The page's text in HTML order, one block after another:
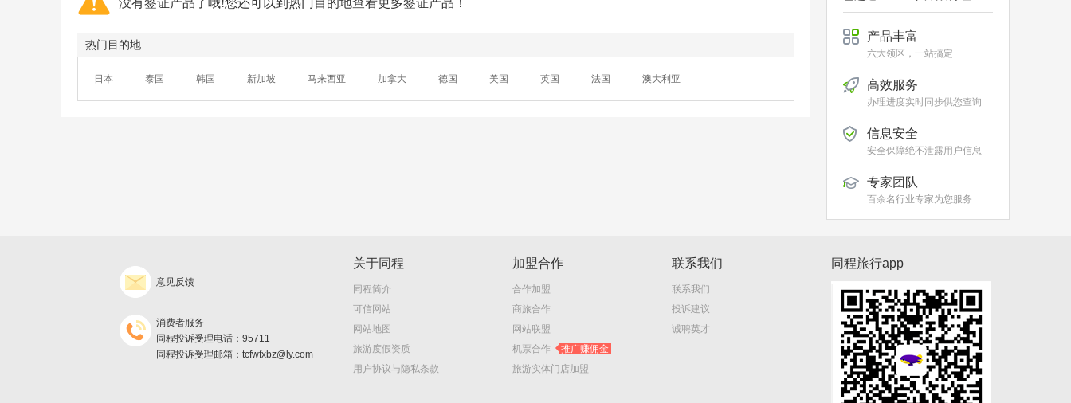
没有签证产品了哦!您还可以到热门目的地查看更多签证产品！
热门目的地
日本 泰国 韩国 新加坡 马来西亚 加拿大 德国 美国 英国 法国 澳大利亚
产品丰富
六大领区，一站搞定
高效服务
办理进度实时同步供您查询
信息安全
安全保障绝不泄露用户信息
专家团队
百余名行业专家为您服务
意见反馈
消费者服务
同程投诉受理电话：95711
同程投诉受理邮箱：tcfwfxbz@ly.com
关于同程
同程简介
可信网站
网站地图
旅游度假资质
用户协议与隐私条款
加盟合作
合作加盟
商旅合作
网站联盟
机票合作
推广赚佣金
旅游实体门店加盟
联系我们
联系我们
投诉建议
诚聘英才
同程旅行app